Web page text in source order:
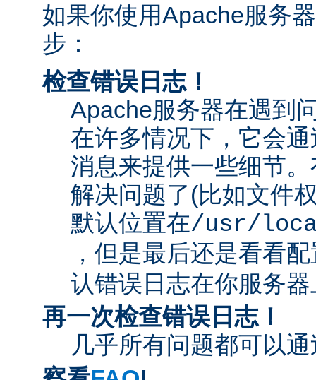
如果你使用Apache服务
步：
检查错误日志！
Apache服务器在遇到
在许多情况下，它会
消息来提供一些细节
解决问题了(比如文件
默认位置在/usr/
，但是最后还是看看
认错误日志在你服务
再一次检查错误日志！
几乎所有问题都可以